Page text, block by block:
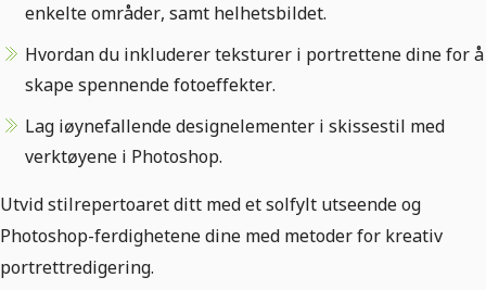
enkelte områder, samt helhetsbildet.
Hvordan du inkluderer teksturer i portrettene dine for å
skape spennende fotoeffekter.
Lag iøynefallende designelementer i skissestil med
verktøyene i Photoshop.
Utvid stilrepertoaret ditt med et solfylt utseende og
Photoshop-ferdighetene dine med metoder for kreativ
portrettredigering.